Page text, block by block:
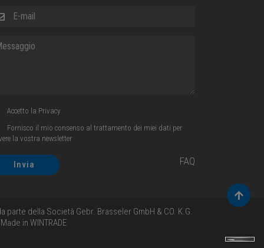
Accetto la Privacy
Fornisco il mio consenso al trattamento dei miei dati per
la vostra newsletter
Invia FAQ
della Società Gebr. Brasseler GmbH & CO. K.G.
in WINTRADE
Torna